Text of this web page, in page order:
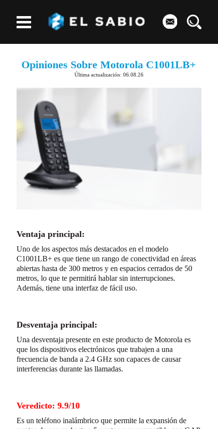
Opiniones Sobre Motorola C1001LB+
Última actualización: 06.08.26
Ventaja principal:
Uno de los aspectos más destacados en el modelo
C1001LB+ es que tiene un rango de conectividad en áreas
abiertas hasta de 300 metros y en espacios cerrados de 50
metros, lo que te permitirá hablar sin interrupciones.
Además, tiene una interfaz de fácil uso.
Desventaja principal:
Una desventaja presente en este producto de Motorola es
que los dispositivos electrónicos que trabajen a una
frecuencia de banda a 2.4 GHz son capaces de causar
interferencias durante las llamadas.
Veredicto: 9.9/10
Es un teléfono inalámbrico que permite la expansión de